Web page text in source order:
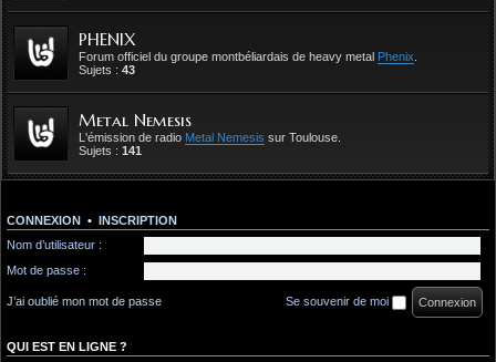
PHENIX
Forum officiel du groupe montbéliardais de heavy metal Phenix
Sujets : 43
Metal Nemesis
L'émission de radio Metal Nemesis sur Toulouse.
Sujets : 141
CONNEXION • INSCRIPTION
Nom d’utilisateur :
Mot de passe :
J’ai oublié mon mot de passe Se souvenir de moi
QUI EST EN LIGNE ?